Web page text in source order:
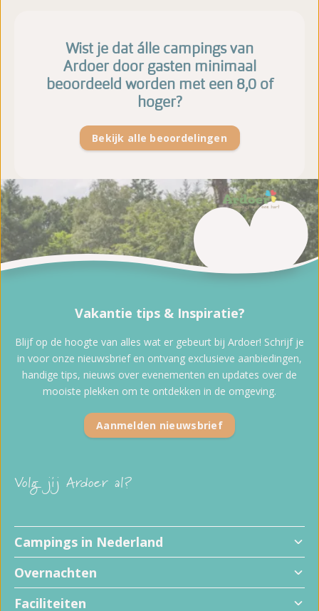
Wist je dat álle campings van
Ardoer door gasten minimaal
beoordeeld worden met een 8,0 of
hoger?
Bekijk alle beoordelingen
Volg jij Ardoer al?
Campings in Nederland
Overnachten
Faciliteiten
Vakantie tips & Inspiratie?
Blijf op de hoogte van alles wat er gebeurt bij Ardoer! Schrijf je
in voor onze nieuwsbrief en ontvang exclusieve aanbiedingen,
handige tips, nieuws over evenementen en updates over de
mooiste plekken om te ontdekken in de omgeving.
Aanmelden nieuwsbrief